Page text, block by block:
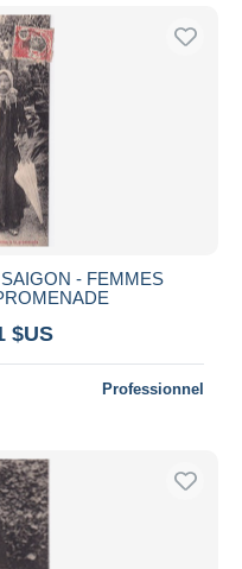
- FEMMES
$US
Professionnel